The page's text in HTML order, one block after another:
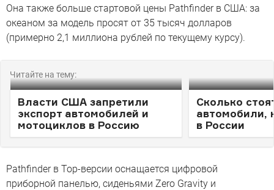
Она также больше стартовой цены Pathfinder в США: за
океаном за модель просят от 35 тысяч долларов
(примерно 2,1 миллиона рублей по текущему курсу).
Читайте на тему:
Власти США запретили
экспорт автомобилей и
мотоциклов в Россию
Сколько
автомобили,
в России
Pathfinder в Top-версии оснащается цифровой
приборной панелью, сиденьями Zero Gravity и